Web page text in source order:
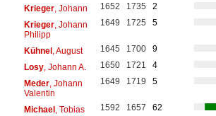
Krieger, Johann 1652 1735
2
Krieger, Johann
Philipp
1649 1725 5
Kühnel, August 1645 1700
9
Losy, Johann A. 1650 1721
4
Meder, Johann
Valentin
1649 1719 5
Michael, Tobias 1592 1657 62